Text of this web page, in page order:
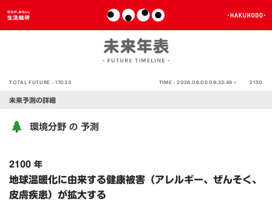
TOTAL FUTURE :17033 TIME :2026.08.06 09:33:49 > 2150
未来予測の詳細
環境分野 の 予測
2100 年
地球温暖化に由来する健康被害（アレルギー、ぜんそく、
皮膚疾患）が拡大する